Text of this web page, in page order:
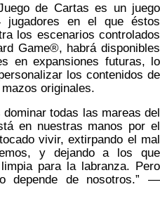
de Cartas es un juego
en el que éstos
los escenarios controlados
Game®, habrá disponibles
en expansiones futuras, lo
los contenidos de
originales.
todas las mareas del
en nuestras manos por el
vivir, extirpando el mal
y dejando a los que
para la labranza. Pero
depende de nosotros.” —